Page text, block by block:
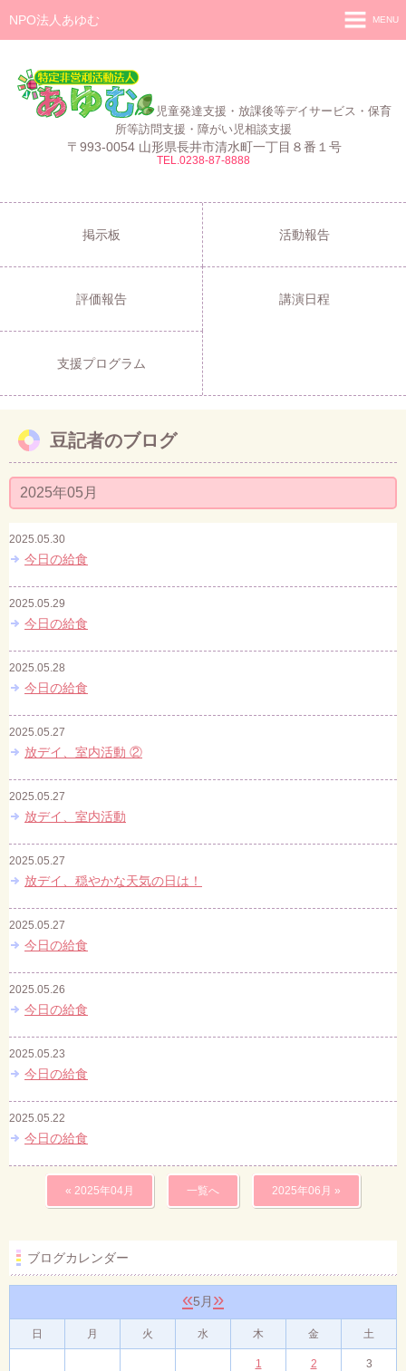
NPO法人あゆむ
児童発達支援・放課後等デイサービス・保育
所等訪問支援・障がい児相談支援
〒993-0054 山形県長井市清水町一丁目８番１号
TEL.0238-87-8888
MENU
施設紹介
あゆむZIBUN LABO
サービス内容
支援プログラム
ご利用について
採用情報
お問い合わせ
掲示板 活動報告
評価報告 講演日程
支援プログラム
豆記者のブログ
2025年05月
2025.05.30
今日の給食
2025.05.29
今日の給食
2025.05.28
今日の給食
2025.05.27
放デイ、室内活動 ②
2025.05.27
放デイ、室内活動
2025.05.27
放デイ、穏やかな天気の日は！
2025.05.27
今日の給食
2025.05.26
今日の給食
2025.05.23
今日の給食
2025.05.22
今日の給食
« 2025年04月 一覧へ 2025年06月 »
ブログカレンダー
«5月 »
日 月 火 水 木 金 土
1 2 3